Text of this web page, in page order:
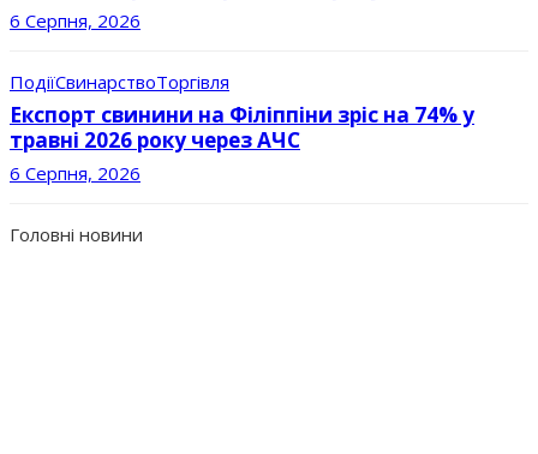
6 Серпня, 2026
ПодіїСвинарствоТоргівля
Експорт свинини на Філіппіни зріс на 74% у
травні 2026 року через АЧС
6 Серпня, 2026
Головні новини